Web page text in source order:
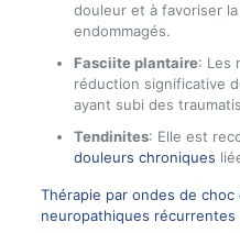
douleur et à favoriser
endommagés.
Fasciite plantaire: Les
réduction significative
ayant subi des
Tendinites: Elle est
douleurs chroniques
Thérapie par ondes de
neuropathiques